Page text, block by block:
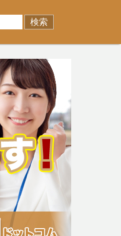
ではあるが相場よ
致します！